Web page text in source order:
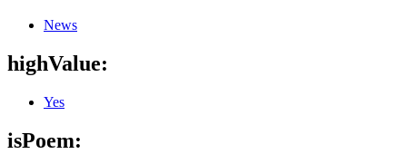
News
highValue:
Yes
isPoem: